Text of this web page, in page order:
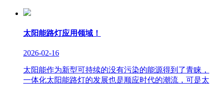
太阳能路灯应用领域！
2026-02-16
太阳能作为新型可持续的没有污染的能源得到了青睐，
一体化太阳能路灯的发展也是顺应时代的潮流，可是太